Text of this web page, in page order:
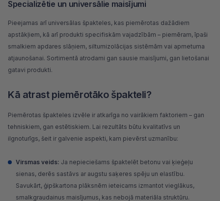
Specializētie un universālie maisījumi
Pieejamas arī universālas špakteles, kas piemērotas dažādiem
apstākļiem, kā arī produkti specifiskām vajadzībām – piemēram, īpaši
smalkiem apdares slāņiem, siltumizolācijas sistēmām vai apmetuma
atjaunošanai. Sortimentā atrodami gan sausie maisījumi, gan lietošanai
gatavi produkti.
Kā atrast piemērotāko špakteli?
Piemērotas špakteles izvēle ir atkarīga no vairākiem faktoriem – gan
tehniskiem, gan estētiskiem. Lai rezultāts būtu kvalitatīvs un
ilgnoturīgs, šeit ir galvenie aspekti, kam pievērst uzmanību:
Virsmas veids: Ja nepieciešams špaktelēt betonu vai ķieģeļu
sienas, derēs sastāvs ar augstu saķeres spēju un elastību.
Savukārt, ģipškartona plāksnēm ieteicams izmantot vieglākus,
smalkgraudainus maisījumus, kas nebojā materiāla struktūru.